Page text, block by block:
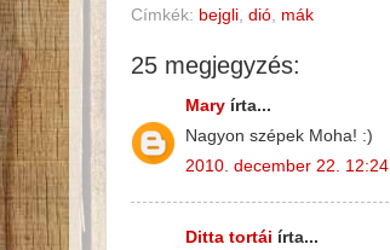
Címkék: bejgli dió mák
25 megjegyzés:
Mary írta...
Nagyon szépek Moha! :)
2010. december 22. 12:24
Ditta tortái írta...